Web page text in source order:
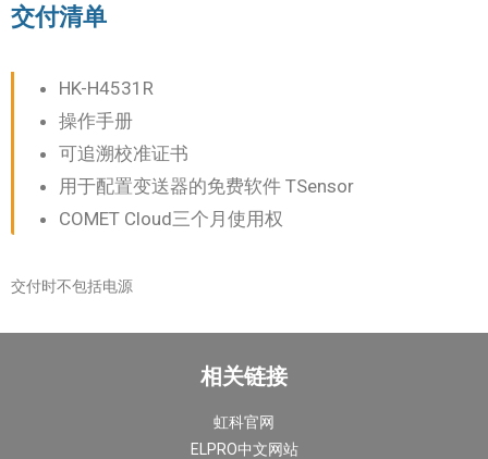
交付清单
HK-H4531R
操作手册
可追溯校准证书
用于配置变送器的免费软件 TSensor
COMET Cloud三个月使用权
交付时不包括电源
相关链接
虹科官网
ELPRO中文网站